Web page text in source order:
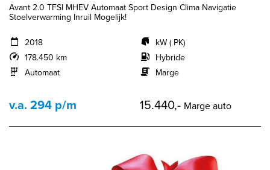
Avant 2.0 TFSI MHEV Automaat Sport Design Clima Navigatie
Stoelverwarming Inruil Mogelijk!
2018
178.450 km
Automaat
kW ( PK)
Hybride
Marge
v.a. 294 p/m 15.440,- Marge auto